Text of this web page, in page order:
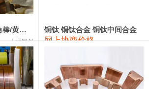
10,400—14,200 12,300 0
113,970
114,200 400
供应优质黄铜棒/六角棒/黄铜方板
十堰同创
铜钛 铜钛合金 铜钛中间合金
网上协商价格